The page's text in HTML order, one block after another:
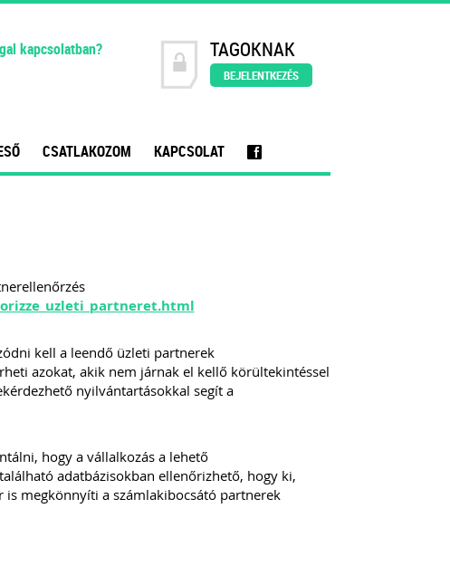
kapcsolatban? TAGOKNAK
BEJELENTKEZÉS
CSATLAKOZOM KAPCSOLAT f
kell a leendő üzleti partnerek
azokat, akik nem járnak el kellő körültekintéssel
nyilvántartásokkal segít a
hogy a vállalkozás a lehető
adatbázisokban ellenőrizhető, hogy ki,
is megkönnyíti a számlakibocsátó partnerek